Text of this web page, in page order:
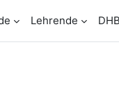
Lehrende